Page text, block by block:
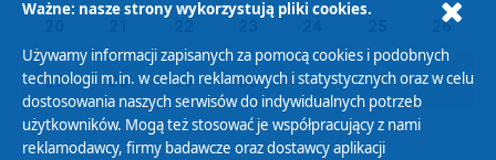
26
27 28 29 30 01 02 03
Ważne: nasze strony wykorzystują pliki cookies.
Używamy informacji zapisanych za pomocą cookies i podobnych
technologii m.in. w celach reklamowych i statystycznych oraz w celu
dostosowania naszych serwisów do indywidualnych potrzeb
użytkowników. Mogą też stosować je współpracujący z nami
reklamodawcy, firmy badawcze oraz dostawcy aplikacji